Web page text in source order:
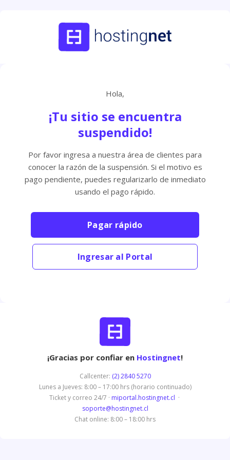
Hola,
¡Tu sitio se encuentra
suspendido!
Por favor ingresa a nuestra área de clientes para
conocer la razón de la suspensión. Si el motivo es
pago pendiente, puedes regularizarlo de inmediato
usando el pago rápido.
Pagar rápido
Ingresar al Portal
¡Gracias por confiar en Hostingnet!
Callcenter: (2) 2840 5270
Lunes a Jueves: 8:00 – 17:00 hrs (horario continuado)
Ticket y correo 24/7 · miportal.hostingnet.cl ·
soporte@hostingnet.cl
Chat online: 8:00 – 18:00 hrs